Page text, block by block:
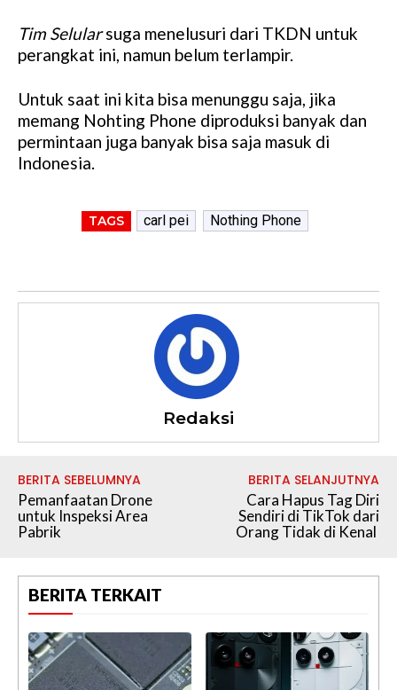
Tim Selularsuga menelusuri dari TKDN untuk
perangkat ini, namun belum terlampir.
Untuk saat ini kita bisa menunggu saja, jika
memang Nohting Phone diproduksi banyak dan
permintaan juga banyak bisa saja masuk di
Indonesia.
TAGS carl pei Nothing Phone
Redaksi
BERITA SEBELUMNYA
Pemanfaatan Drone
untuk Inspeksi Area
Pabrik
BERITA SELANJUTNYA
Cara Hapus Tag Diri
Sendiri di TikTok dari
Orang Tidak di Kenal
BERITA TERKAIT